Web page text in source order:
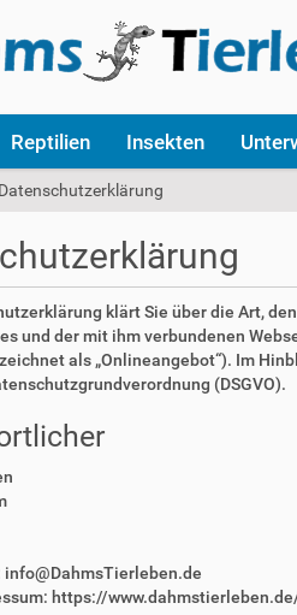
Reptilien Insekten
Datenschutzerklärung
klärt Sie über die Art,
und der mit ihm verbundenen
als „Onlineangebot“). Im
(DSGVO).
info@DahmsTierleben.de
https://